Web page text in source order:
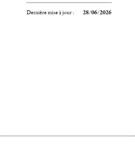
Dernière mise à jour : 28/06/2026